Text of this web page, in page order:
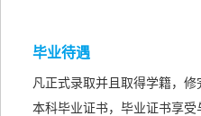
毕业待遇
凡正式录取并且取得学籍，
本科毕业证书，毕业证书享受